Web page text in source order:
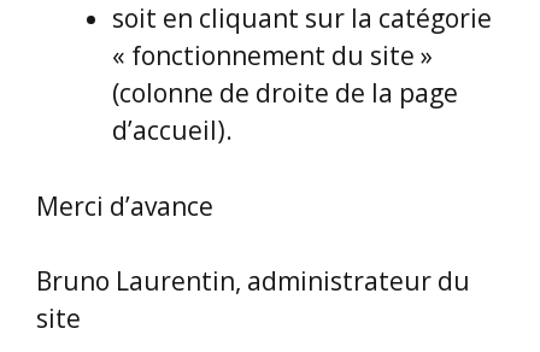
soit en cliquant sur la catégorie
« fonctionnement du site »
(colonne de droite de la page
d’accueil).
Merci d’avance
Bruno Laurentin, administrateur du
site